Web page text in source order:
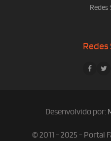
Redes
Redes
Desenvolvido por:
© 2011 - 2025 - Portal